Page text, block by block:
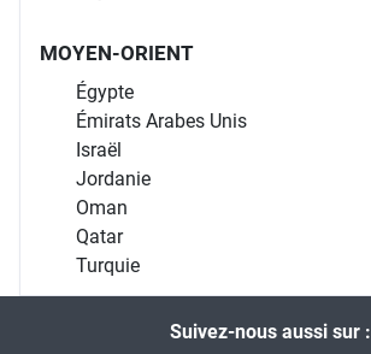
MOYEN-ORIENT
Égypte
Émirats Arabes Unis
Israël
Jordanie
Oman
Qatar
Turquie
Suivez-nous aussi sur :